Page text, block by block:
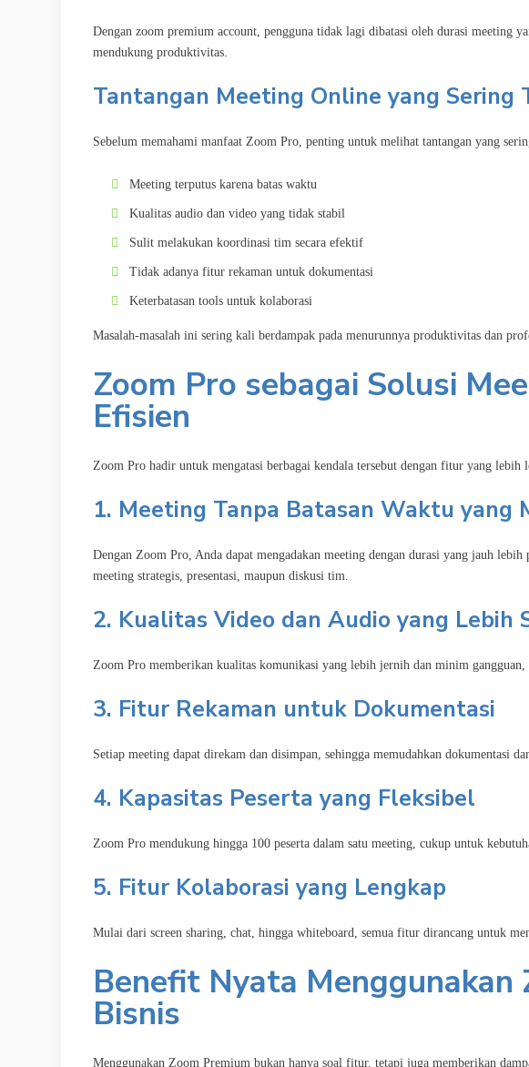
Dengan zoom premium account, pengguna tidak lagi dibatasi oleh durasi meeting
mendukung produktivitas.
Tantangan Meeting Online yang Sering
Sebelum memahami manfaat Zoom Pro, penting untuk melihat tantangan yang
Meeting terputus karena batas waktu
Kualitas audio dan video yang tidak stabil
Sulit melakukan koordinasi tim secara efektif
Tidak adanya fitur rekaman untuk dokumentasi
Keterbatasan tools untuk kolaborasi
Masalah-masalah ini sering kali berdampak pada menurunnya produktivitas dan
Zoom Pro sebagai Solusi
Efisien
Zoom Pro hadir untuk mengatasi berbagai kendala tersebut dengan fitur yang lebih
1. Meeting Tanpa Batasan Waktu yang
Dengan Zoom Pro, Anda dapat mengadakan meeting dengan durasi yang jauh
meeting strategis, presentasi, maupun diskusi tim.
2. Kualitas Video dan Audio yang Lebih
Zoom Pro memberikan kualitas komunikasi yang lebih jernih dan minim
3. Fitur Rekaman untuk Dokumentasi
Setiap meeting dapat direkam dan disimpan, sehingga memudahkan dokumentasi
4. Kapasitas Peserta yang Fleksibel
Zoom Pro mendukung hingga 100 peserta dalam satu meeting, cukup untuk
5. Fitur Kolaborasi yang Lengkap
Mulai dari screen sharing, chat, hingga whiteboard, semua fitur dirancang untuk
Benefit Nyata Menggunakan
Bisnis
Menggunakan Zoom Premium bukan hanya soal fitur, tetapi juga memberikan